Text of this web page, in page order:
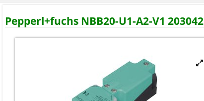
Pepperl+fuchs NBB20-U1-A2-V1 203042
